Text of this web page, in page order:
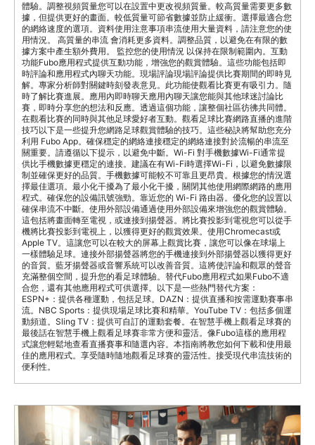
體驗。調整視頻質量您可以在設置中更改視頻質量。較高質量需要更多數
據，但提供更好的畫面。較低質量可節省數據並防止緩衝。選擇最適合您
的網絡速度的選項。資料使用注意事項串流使用大量資料，請注意您的使
用情況。 高質量的串流 會消耗更多資料。調整品質，以避免在有限的數
據方案中產生額外費用。 監控您的使用情況 以保持在限制範圍內。互動
功能Fubo應用程式提供互動功能，增強您的觀賞體驗。這些功能包括即
時評論和應用程式內聊天功能。現場評論現場評論提供比賽期間的即時見
解。專家分析師對關鍵時刻發表意見。此功能使觀看比賽更有吸引力。隨
時了解比賽進展。應用內即時聊天應用內聊天讓您能與其他球迷討論比
賽，即時分享您的想法和反應。透過這個功能，讓整個社區彷彿共同體。
在觀看比賽的同時與其他足球愛好者互動。觀看足球比賽網路直播的進階
技巧以下是一些提升您網路足球觀賞體驗的技巧。這些秘訣將幫助您充分
利用 Fubo App。確保穩定的網絡連接穩定的網絡連接對於流暢的串流至
關重要。請遵循以下提示，以避免中斷。Wi-Fi 對手機數據Wi-Fi通常提
供比手機數據更穩定的連接。建議在有Wi-Fi時選擇Wi-Fi，以避免數據限
制並確保更好的品質。手機數據可能較不可靠且更昂貴。根據您的情況選
擇最佳選項。最小化干擾為了最小化干擾，關閉其他使用網際網路的應用
程式。確保您的設備訊號強勁。靠近您的 Wi-Fi 路由器。優化您的設置以
確保串流不中斷。使用外部設備通過使用外部設備來增強您的觀賞體驗。
這包括將畫面轉至電視，或連接到揚聲器。將比賽投影到電視您可以從手
機將比賽投影到電視上，以獲得更好的觀賞效果。使用Chromecast或
Apple TV。這讓您可以在較大的屏幕上觀賞比賽，讓您可以像在球場上
一樣體驗足球。連接外部揚聲器將您的手機連接到外部揚聲器以獲得更好
的音質。藍牙揚聲器或音響系統可以改善音質。這將使評論和觀眾的聲音
充滿整個空間，提升您的看足球體驗。替代Fubo應用程式如果Fubo不適
合您，還有其他應用程式可供選擇。以下是一些熱門替代方案：
ESPN+：提供各種運動，包括足球。DAZN：提供直播和按需運動賽事串
流。NBC Sports：提供現場足球比賽和精華。YouTube TV：包括多個運
動頻道。Sling TV：提供可自訂的運動套餐。在智慧手機上觀看足球賽的
最後話在智慧手機上觀看足球賽非常方便和靈活。像Fubo這樣的應用程
式讓您輕鬆地查看直播賽事和隨選內容。本指南將教您如何下載和使用最
佳的應用程式。享受隨時隨地觀看足球賽的靈活性。接受現代串流技術的
便利性。